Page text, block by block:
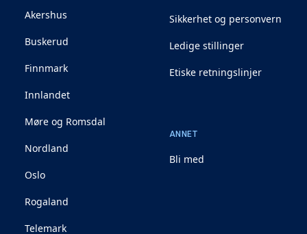
Sikkerhet og personvern
Ledige stillinger
Etiske retningslinjer
Akershus
Buskerud
Finnmark
Innlandet
Møre og Romsdal
Nordland
Oslo
Rogaland
Telemark
ANNET
Bli med